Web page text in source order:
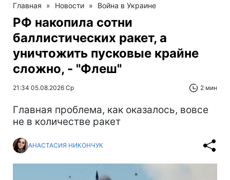
Главная » Новости » Война в Украине
РФ накопила сотни
баллистических ракет, а
уничтожить пусковые крайне
сложно, - "Флеш"
21:34 05.08.2026 Ср 2 мин
Главная проблема, как оказалось, вовсе
не в количестве ракет
АНАСТАСИЯ НИКОНЧУК